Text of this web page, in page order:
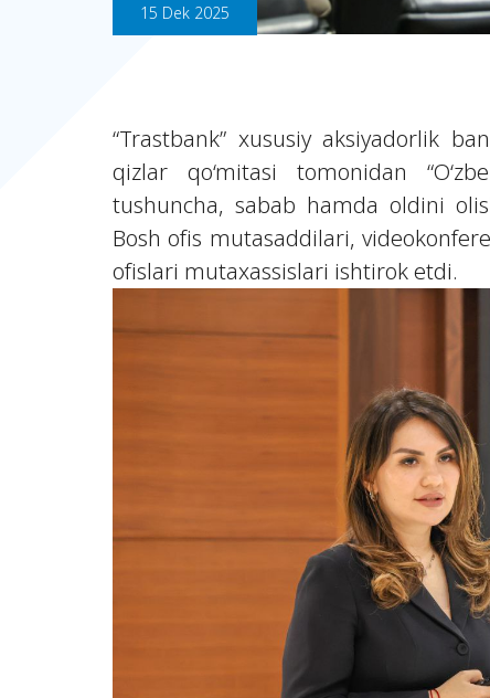
15 Dek 2025
“Trastbank” xususiy aksiyadorlik
qizlar qo‘mitasi tomonidan
tushuncha, sabab hamda oldini
Bosh ofis mutasaddilari,
ofislari mutaxassislari ishtirok etdi.